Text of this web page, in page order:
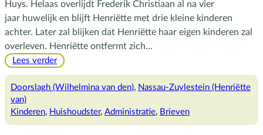
Huys. Helaas overlijdt Frederik Christiaan al na vier
jaar huwelijk en blijft Henriëtte met drie kleine kinderen
achter. Later zal blijken dat Henriëtte haar eigen kinderen zal
overleven. Henriëtte ontfermt zich…
Lees verder:
Doorslag
Doorslagh (Wilhelmina van den), Nassau-Zuylestein (Henriëtte
van)
Kinderen, Huishoudster, Administratie, Brieven